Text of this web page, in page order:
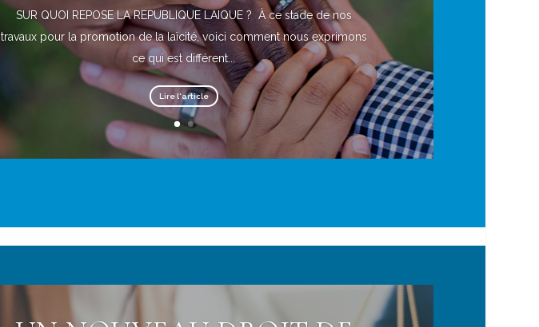
SUR QUOI REPOSE LA REPUBLIQUE LAIQUE ? À ce stade de nos
travaux pour la promotion de la laïcité, voici comment nous exprimons
ce qui est différent...
Lire l'article